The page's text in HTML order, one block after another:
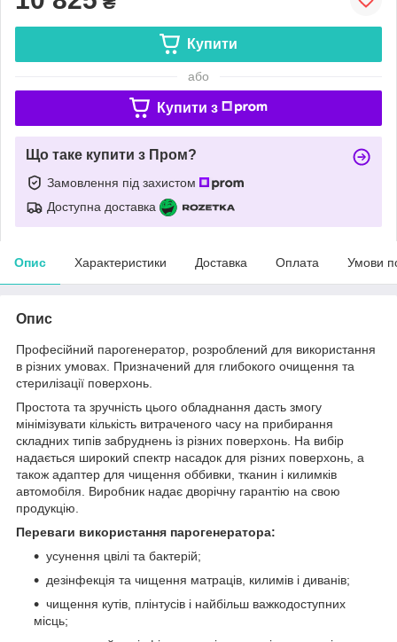
Купити
або
Купити з
Що таке купити з Пром?
Замовлення під захистом
Доступна доставка
Опис Характеристики Доставка Оплата Умови
Опис
Професійний парогенератор, розроблений для використання
в різних умовах. Призначений для глибокого очищення та
стерилізації поверхонь.
Простота та зручність цього обладнання дасть змогу
мінімізувати кількість витраченого часу на прибирання
складних типів забруднень із різних поверхонь. На вибір
надається широкий спектр насадок для різних поверхонь, а
також адаптер для чищення оббивки, тканин і килимків
автомобіля. Виробник надає дворічну гарантію на свою
продукцію.
Переваги використання парогенератора:
усунення цвілі та бактерій;
дезінфекція та чищення матраців, килимів і диванів;
чищення кутів, плінтусів і найбільш важкодоступних
місць;